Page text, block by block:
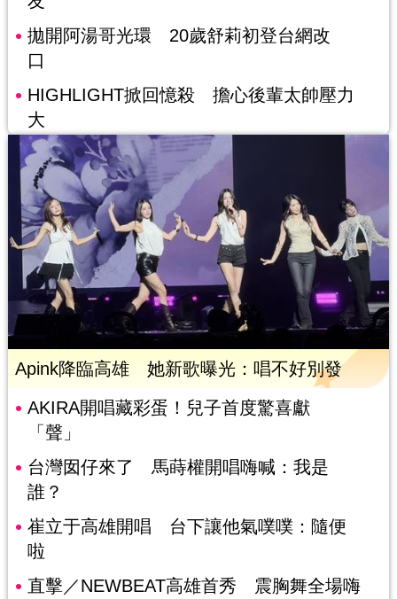
拋開阿湯哥光環 20歲舒莉初登台網改
口
HIGHLIGHT掀回憶殺 擔心後輩太帥壓力
大
Apink降臨高雄 她新歌曝光：唱不好別發
AKIRA開唱藏彩蛋！兒子首度驚喜獻
「聲」
台灣囡仔來了 馬蒔權開唱嗨喊：我是
誰？
崔立于高雄開唱 台下讓他氣噗噗：隨便
啦
直擊／NEWBEAT高雄首秀 震胸舞全場嗨